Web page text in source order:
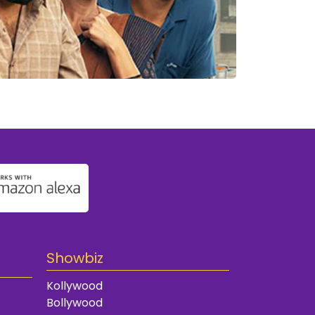
Showbiz
Kollywood
Bollywood